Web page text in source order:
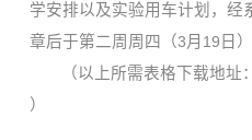
学安排以及实验用车计划，经
章后于第二周周四（3月 19 日
（以上所需表格下载地
）